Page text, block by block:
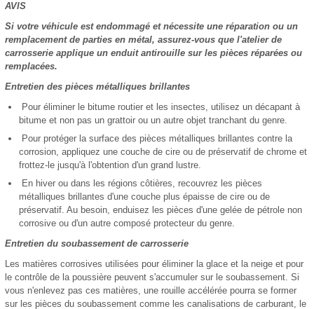
AVIS
Si votre véhicule est endommagé et nécessite une réparation ou un
remplacement de parties en métal, assurez-vous que l'atelier de
carrosserie applique un enduit antirouille sur les pièces réparées ou
remplacées.
Entretien des pièces métalliques brillantes
Pour éliminer le bitume routier et les insectes, utilisez un décapant à
bitume et non pas un grattoir ou un autre objet tranchant du genre.
Pour protéger la surface des pièces métalliques brillantes contre la
corrosion, appliquez une couche de cire ou de préservatif de chrome et
frottez-le jusqu'à l'obtention d'un grand lustre.
En hiver ou dans les régions côtières, recouvrez les pièces
métalliques brillantes d'une couche plus épaisse de cire ou de
préservatif. Au besoin, enduisez les pièces d'une gelée de pétrole non
corrosive ou d'un autre composé protecteur du genre.
Entretien du soubassement de carrosserie
Les matières corrosives utilisées pour éliminer la glace et la neige et pour
le contrôle de la poussière peuvent s'accumuler sur le soubassement. Si
vous n'enlevez pas ces matières, une rouille accélérée pourra se former
sur les pièces du soubassement comme les canalisations de carburant, le